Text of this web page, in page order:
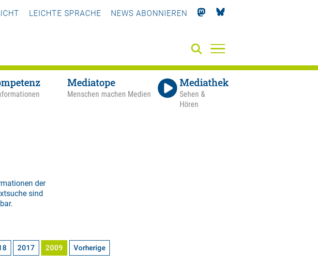
LEICHTE SPRACHE NEWS ABONNIEREN
Mediatope
Menschen machen Medien
Mediathek
Sehen &
Hören
der
sind
2017 2009 Vorherige